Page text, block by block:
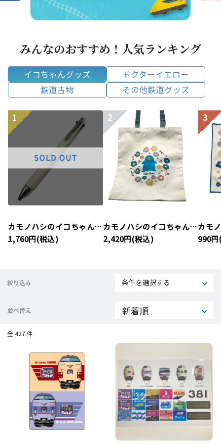
みんなのおすすめ！人気ランキング
イコちゃんグッズ
ドクターイエロー
鉄道古物
その他鉄道グッズ
カモノハシのイコちゃん×
北欧 ジェットストリーム
４＆１
1,760円(税込)
カモノハシのイコちゃん×
北欧 トートバッグ
2,420円(税込)
カモ
北欧
990
絞り込み 条件を選択する
並べ替え
全 427 件